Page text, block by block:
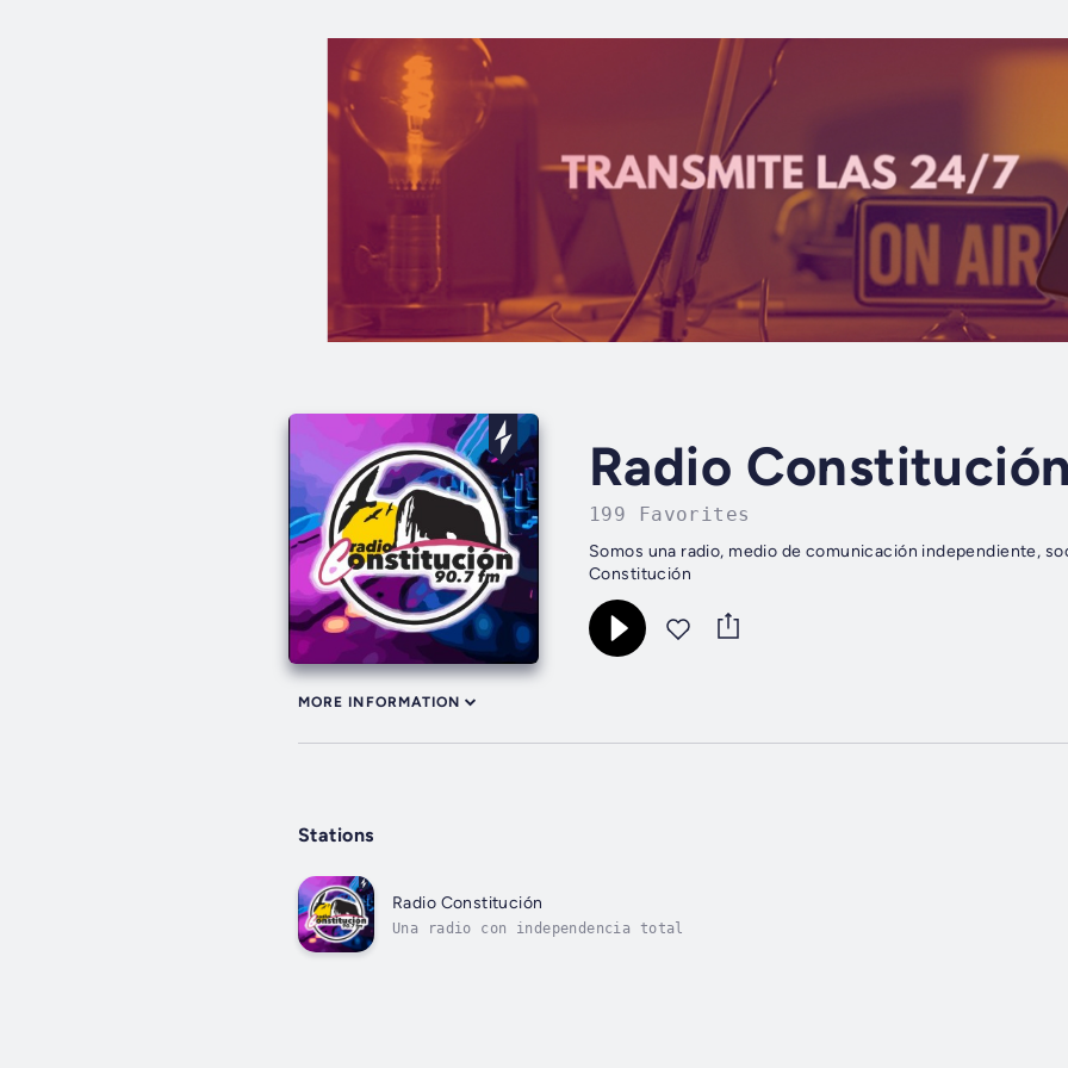
Radio
199 Favorites
Somos una radio, medio de comunicación independiente,
Constitución
MORE INFORMATION
Stations
Radio Constitución
Una radio con independencia total